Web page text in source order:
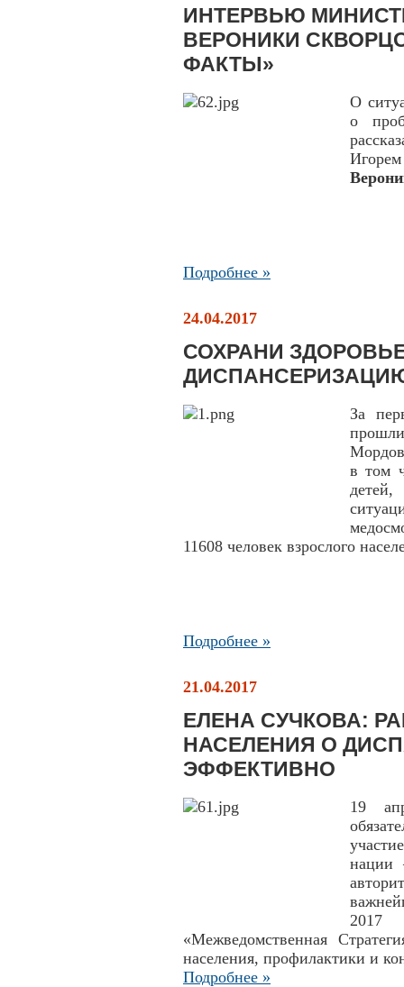
ИНТЕРВЬЮ
ВЕРОНИКИ
ФАКТЫ»
О
о
Подробнее »
24.04.2017
СОХРАНИ
За
в том
11608 человек взрослого
Подробнее »
21.04.2017
ЕЛЕНА СУЧКОВА:
НАСЕЛЕНИЯ О
ЭФФЕКТИВНО
19
нации
«Межведомственная
населения, профилактики и
Подробнее »